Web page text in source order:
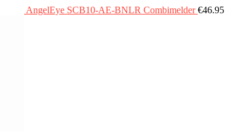
AngelEye SCB10-AE-BNLR Combimelder €46.95